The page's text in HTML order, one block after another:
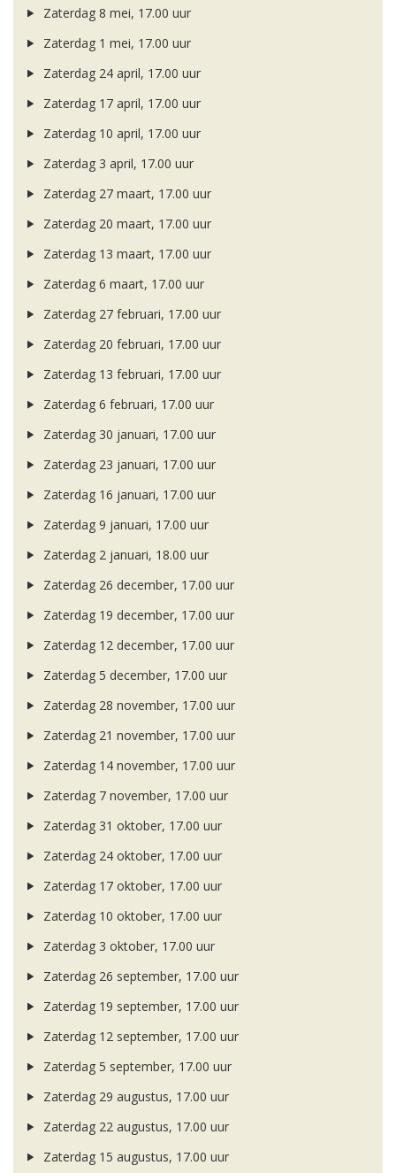
Zaterdag 8 mei, 17.00 uur
Zaterdag 1 mei, 17.00 uur
Zaterdag 24 april, 17.00 uur
Zaterdag 17 april, 17.00 uur
Zaterdag 10 april, 17.00 uur
Zaterdag 3 april, 17.00 uur
Zaterdag 27 maart, 17.00 uur
Zaterdag 20 maart, 17.00 uur
Zaterdag 13 maart, 17.00 uur
Zaterdag 6 maart, 17.00 uur
Zaterdag 27 februari, 17.00 uur
Zaterdag 20 februari, 17.00 uur
Zaterdag 13 februari, 17.00 uur
Zaterdag 6 februari, 17.00 uur
Zaterdag 30 januari, 17.00 uur
Zaterdag 23 januari, 17.00 uur
Zaterdag 16 januari, 17.00 uur
Zaterdag 9 januari, 17.00 uur
Zaterdag 2 januari, 18.00 uur
Zaterdag 26 december, 17.00 uur
Zaterdag 19 december, 17.00 uur
Zaterdag 12 december, 17.00 uur
Zaterdag 5 december, 17.00 uur
Zaterdag 28 november, 17.00 uur
Zaterdag 21 november, 17.00 uur
Zaterdag 14 november, 17.00 uur
Zaterdag 7 november, 17.00 uur
Zaterdag 31 oktober, 17.00 uur
Zaterdag 24 oktober, 17.00 uur
Zaterdag 17 oktober, 17.00 uur
Zaterdag 10 oktober, 17.00 uur
Zaterdag 3 oktober, 17.00 uur
Zaterdag 26 september, 17.00 uur
Zaterdag 19 september, 17.00 uur
Zaterdag 12 september, 17.00 uur
Zaterdag 5 september, 17.00 uur
Zaterdag 29 augustus, 17.00 uur
Zaterdag 22 augustus, 17.00 uur
Zaterdag 15 augustus, 17.00 uur